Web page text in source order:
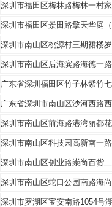
深圳市福田区梅林路梅林一村
深圳市福田区景田路擎天华庭
深圳市南山区桃源村三期裙楼
深圳市南山区后海滨路海德一
广东省深圳福田区竹子林紫竹
广东省深圳市南山区沙河西路
深圳市南山区前海路港湾丽都
深圳市南山区科技园高新南一
深圳市南山区创业路崇尚百货
深圳市南山区蛇口公园南路海
深圳市罗湖区宝安南路1054号